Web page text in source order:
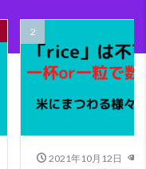
2021年10月12日